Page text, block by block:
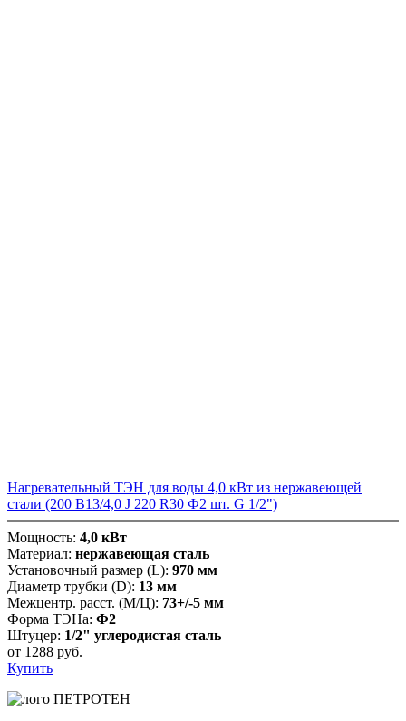
Нагревательный ТЭН для воды 4,0 кВт из нержавеющей
стали (200 В13/4,0 J 220 R30 Ф2 шт. G 1/2")
Мощность: 4,0 кВт
Материал: нержавеющая сталь
Установочный размер (L): 970 мм
Диаметр трубки (D): 13 мм
Межцентр. расст. (М/Ц): 73+/-5 мм
Форма ТЭНа: Ф2
Штуцер: 1/2" углеродистая сталь
от 1288 руб.
Купить